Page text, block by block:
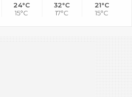
24°C
15°C
32°C
17°C
21°C
15°C